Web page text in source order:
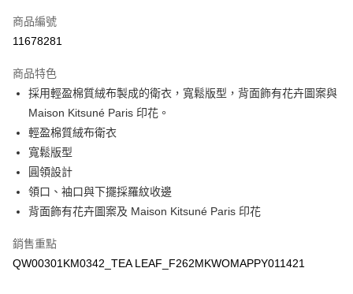
每筆NT$100，滿NT$3,000(含以上)免運費
付款後萊爾富取貨
每筆NT$100
付款後7-11取貨
每筆NT$100，滿NT$3,000(含以上)免運費
宅配
商品編號
11678281
商品特色
採用輕盈棉質絨布製成的衛衣，寬鬆版型，背面飾有花卉圖案與
Maison Kitsuné Paris 印花。
輕盈棉質絨布衛衣
寬鬆版型
圓領設計
領口、袖口與下擺採羅紋收邊
背面飾有花卉圖案及 Maison Kitsuné Paris 印花
銷售重點
QW00301KM0342_TEA LEAF_F262MKWOMAPPY011421